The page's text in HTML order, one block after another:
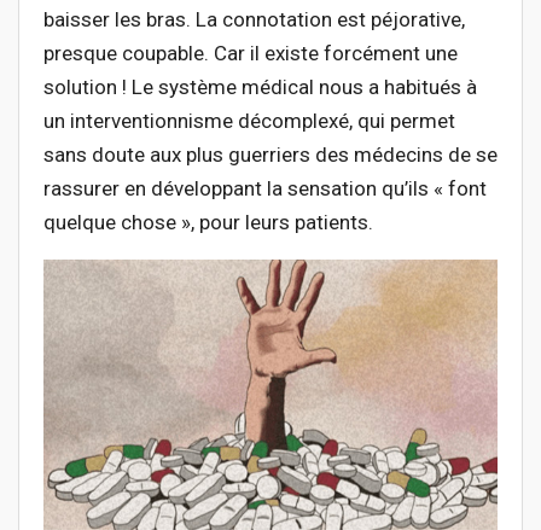
baisser les bras. La connotation est péjorative,
presque coupable. Car il existe forcément une
solution ! Le système médical nous a habitués à
un interventionnisme décomplexé, qui permet
sans doute aux plus guerriers des médecins de se
rassurer en développant la sensation qu’ils « font
quelque chose », pour leurs patients.